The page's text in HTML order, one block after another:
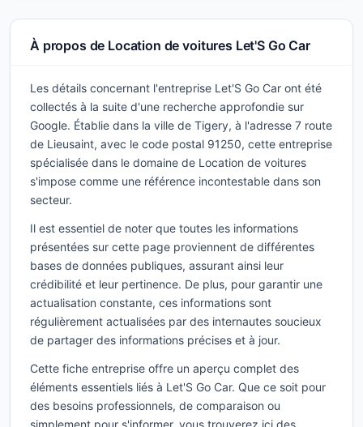
À propos de Location de voitures Let'S Go Car
Les détails concernant l'entreprise Let'S Go Car ont été
collectés à la suite d'une recherche approfondie sur
Google. Établie dans la ville de Tigery, à l'adresse 7 route
de Lieusaint, avec le code postal 91250, cette entreprise
spécialisée dans le domaine de Location de voitures
s'impose comme une référence incontestable dans son
secteur.
Il est essentiel de noter que toutes les informations
présentées sur cette page proviennent de différentes
bases de données publiques, assurant ainsi leur
crédibilité et leur pertinence. De plus, pour garantir une
actualisation constante, ces informations sont
régulièrement actualisées par des internautes soucieux
de partager des informations précises et à jour.
Cette fiche entreprise offre un aperçu complet des
éléments essentiels liés à Let'S Go Car. Que ce soit pour
des besoins professionnels, de comparaison ou
simplement pour s'informer, vous trouverez ici des